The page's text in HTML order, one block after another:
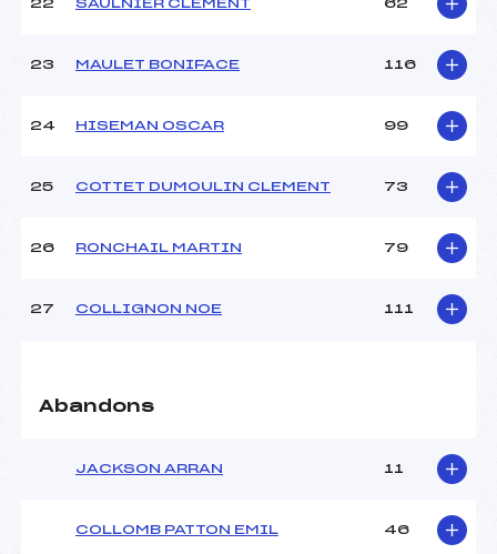
22 SAULNIER CLEMENT 62
23 MAULET BONIFACE 116
24 HISEMAN OSCAR 99
25 COTTET DUMOULIN CLEMENT 73
26 RONCHAIL MARTIN 79
27 COLLIGNON NOE 111
Abandons
JACKSON ARRAN 11
COLLOMB PATTON EMIL 46